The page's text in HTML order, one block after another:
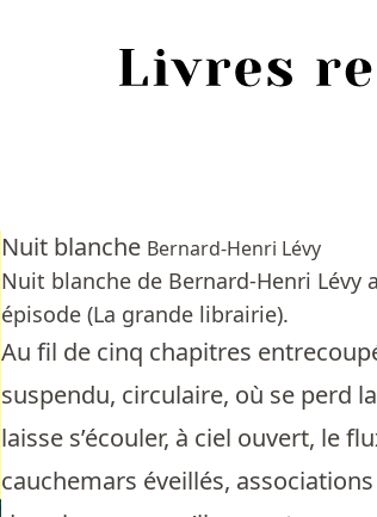
Nuit blanche Bernard-Henri Lévy
Nuit blanche de Bernard-Henri Lévy
épisode (La grande librairie).
Au fil de cinq chapitres
suspendu, circulaire, où se perd
laisse s’écouler, à ciel ouvert, le
cauchemars éveillés,